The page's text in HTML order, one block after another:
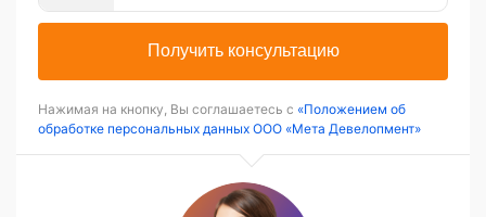
Получить консультацию
Нажимая на кнопку, Вы соглашаетесь с «Положением об
обработке персональных данных ООО «Мета Девелопмент»